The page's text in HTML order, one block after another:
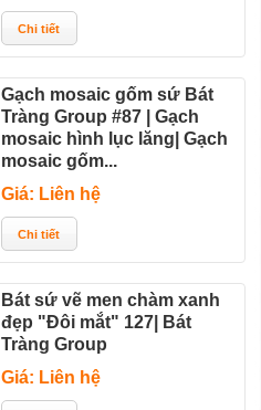
Gạch mosaic gốm sứ Bát
Tràng Group #87 | Gạch
mosaic hình lục lăng| Gạch
mosaic gốm...
Giá: Liên hệ
Bát sứ vẽ men chàm xanh
đẹp "Đôi mắt" 127| Bát
Tràng Group
Giá: Liên hệ